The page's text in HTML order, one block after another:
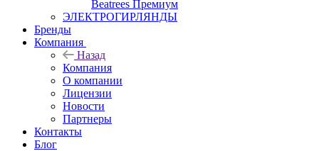
Beatrees Премиум
ЭЛЕКТРОГИРЛЯНДЫ
Бренды
Компания
Назад
Компания
О компании
Лицензии
Новости
Партнеры
Контакты
Блог